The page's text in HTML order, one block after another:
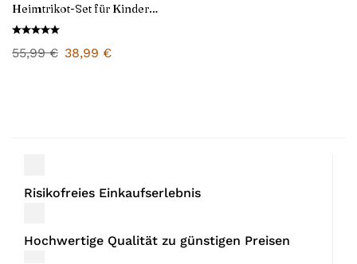
Heimtrikot-Set für Kinder
2025/26
55,99€ 38,99 €
Risikofreies Einkaufserlebnis
Hochwertige Qualität zu günstigen Preisen